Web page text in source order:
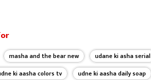
masha and the bear new
udane ki asha serial
ki aasha colors tv
udne ki aasha daily soap